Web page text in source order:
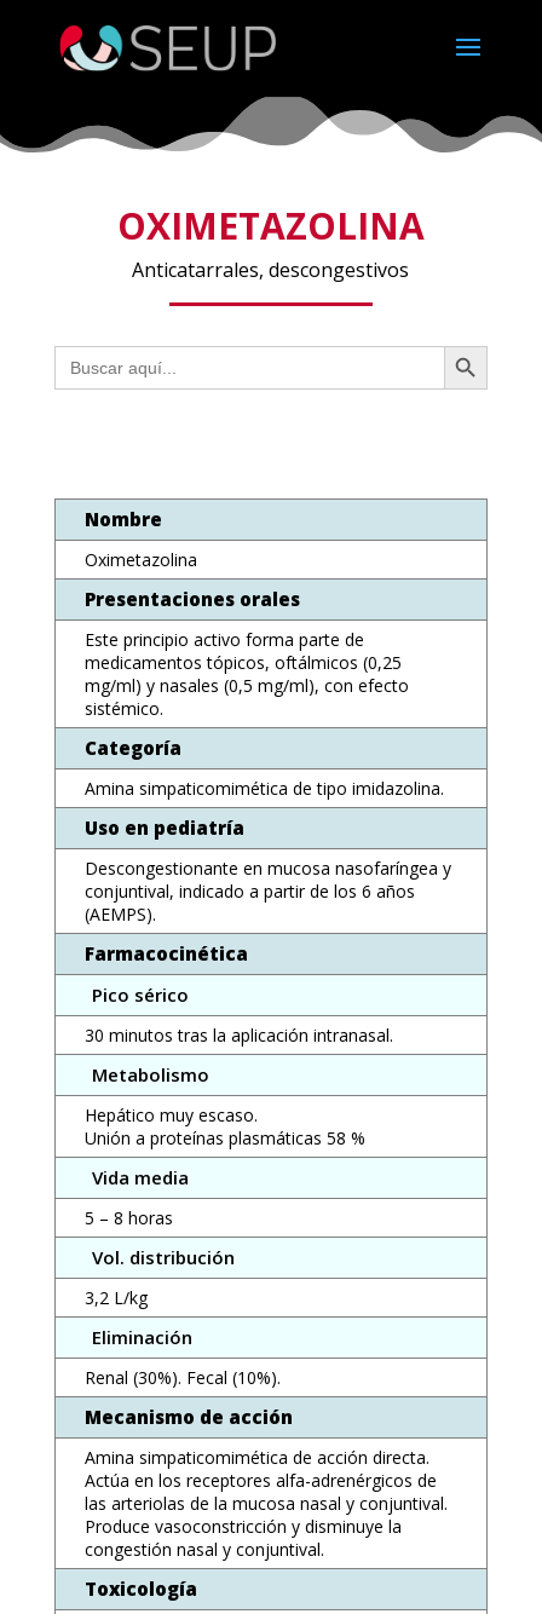
OXIMETAZOLINA
Anticatarrales, descongestivos
Buscar: Botón de búsqueda
Nombre
Oximetazolina
Presentaciones orales
Este principio activo forma parte de
medicamentos tópicos, oftálmicos (0,25
mg/ml) y nasales (0,5 mg/ml), con efecto
sistémico.
Categoría
Amina simpaticomimética de tipo imidazolina.
Uso en pediatría
Descongestionante en mucosa nasofaríngea y
conjuntival, indicado a partir de los 6 años
(AEMPS).
Farmacocinética
Pico sérico
30 minutos tras la aplicación intranasal.
Metabolismo
Hepático muy escaso.
Unión a proteínas plasmáticas 58 %
Vida media
5 – 8 horas
Vol. distribución
3,2 L/kg
Eliminación
Renal (30%). Fecal (10%).
Mecanismo de acción
Amina simpaticomimética de acción directa.
Actúa en los receptores alfa-adrenérgicos de
las arteriolas de la mucosa nasal y conjuntival.
Produce vasoconstricción y disminuye la
congestión nasal y conjuntival.
Toxicología